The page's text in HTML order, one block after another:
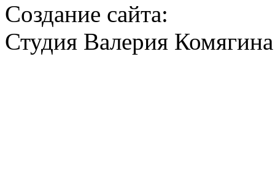
Создание сайта:
Студия Валерия Комягина